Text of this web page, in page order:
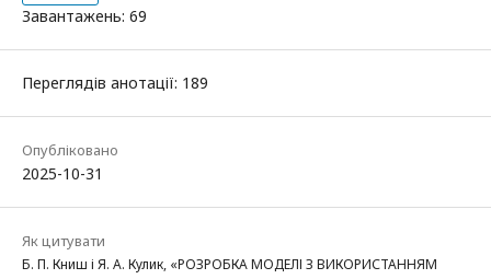
Завантажень: 69
Переглядів анотації: 189
Опубліковано
2025-10-31
Як цитувати
Б. П. Книш і Я. А. Кулик, «РОЗРОБКА МОДЕЛІ З ВИКОРИСТАННЯМ